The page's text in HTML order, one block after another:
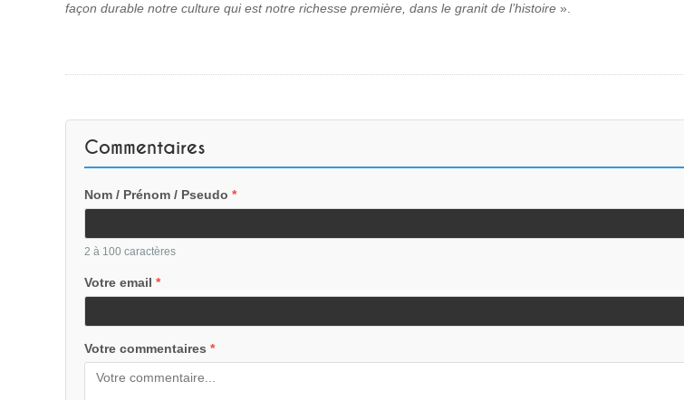
façon durable notre culture qui est notre richesse première, dans le granit de l’histoire ».
Commentaires
Nom / Prénom / Pseudo *
2 à 100 caractères
Votre email *
Votre commentaires *